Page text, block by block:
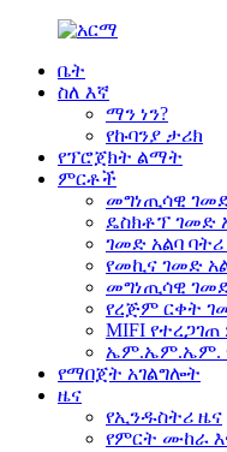
ቤት
ስለ እኛ
ማን ነን?
የኩባንያ ታሪክ
የፕሮጀክት ልማት
ምርቶች
መግነጢሳዊ ገመድ
ዴስክቶፕ ገመድ
ገመድ አልባ
የመኪና ገመድ
መግነጢሳዊ
የረጅም ርቀት
MIFI
ኤም.ኤም.ኤም.
የማበጀት አገልግሎት
ዜና
የኢንዱስትሪ ዜና
የምርት ሙከራ